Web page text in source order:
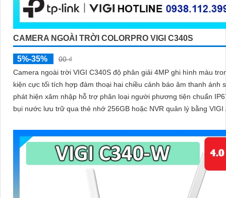
CAMERA NGOÀI TRỜI COLORPRO VIGI C340S
5%-35%
00 ₫
Camera ngoài trời VIGI C340S độ phân giải 4MP ghi hình màu
kiện cực tối tích hợp đàm thoại hai chiều cảnh báo âm thanh ánh
phát hiện xâm nhập hỗ trợ phân loại người phương tiện chuẩn
bụi nước lưu trữ qua thẻ nhớ 256GB hoặc NVR quản lý bằng VIGI